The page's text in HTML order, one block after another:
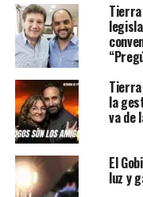
la
va de
El
luz y